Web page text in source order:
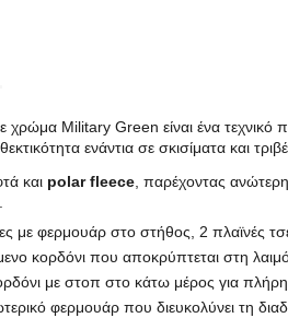
χρώμα Military Green είναι ένα τεχνικό
ενάντια σε σκισίματα και
και polar fleece , παρέχοντας
με φερμουάρ στο στήθος, 2 πλαϊνές
κορδόνι που αποκρύπτεται στη
με στοπ στο κάτω μέρος για
φερμουάρ που διευκολύνει τη